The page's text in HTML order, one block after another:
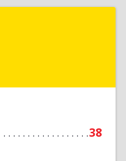
38